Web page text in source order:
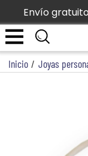
Envío
Inicio / Joyas